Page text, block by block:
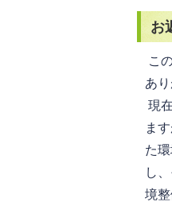
お
こ
あ
現
ま
た
し
境整